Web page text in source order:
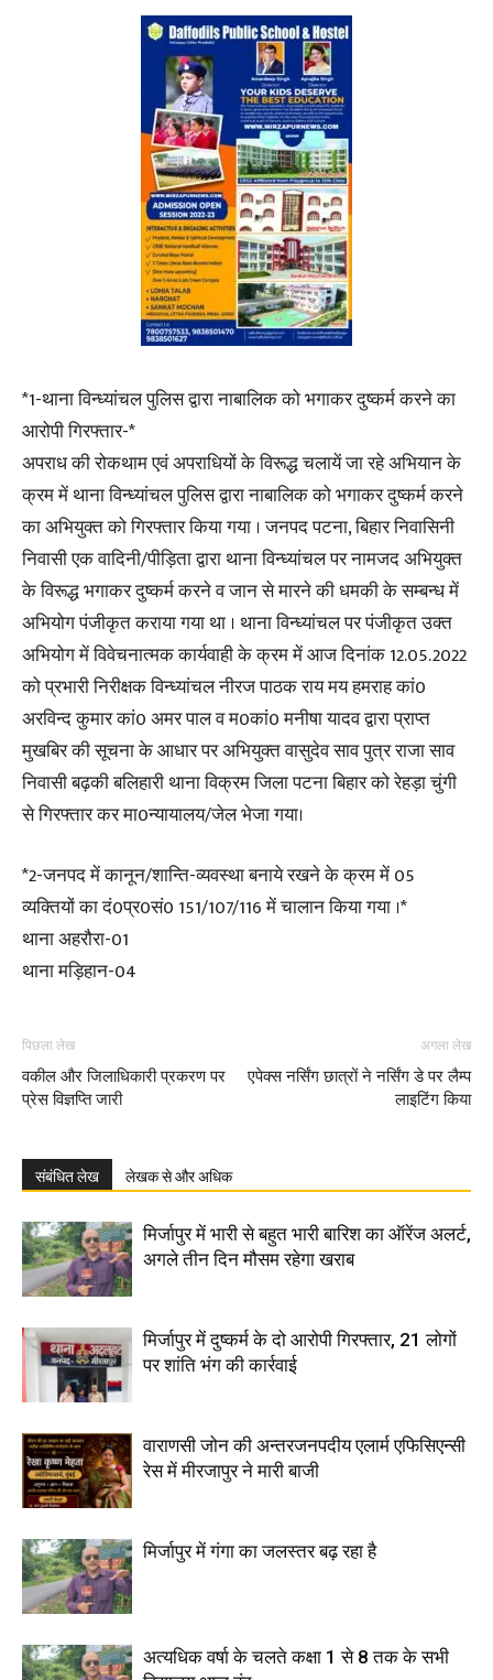
*1-थाना विन्ध्यांचल पुलिस द्वारा नाबालिक को भगाकर दुष्कर्म करने का
आरोपी गिरफ्तार-*
अपराध की रोकथाम एवं अपराधियों के विरूद्ध चलायें जा रहे अभियान के
क्रम में थाना विन्ध्यांचल पुलिस द्वारा नाबालिक को भगाकर दुष्कर्म करने
का अभियुक्त को गिरफ्तार किया गया । जनपद पटना, बिहार निवासिनी
निवासी एक वादिनी/पीड़िता द्वारा थाना विन्ध्यांचल पर नामजद अभियुक्त
के विरूद्ध भगाकर दुष्कर्म करने व जान से मारने की धमकी के सम्बन्ध में
अभियोग पंजीकृत कराया गया था । थाना विन्ध्यांचल पर पंजीकृत उक्त
अभियोग में विवेचनात्मक कार्यवाही के क्रम में आज दिनांक 12.05.2022
को प्रभारी निरीक्षक विन्ध्यांचल नीरज पाठक राय मय हमराह कां0
अरविन्द कुमार कां0 अमर पाल व म0कां0 मनीषा यादव द्वारा प्राप्त
मुखबिर की सूचना के आधार पर अभियुक्त वासुदेव साव पुत्र राजा साव
निवासी बढ़की बलिहारी थाना विक्रम जिला पटना बिहार को रेहड़ा चुंगी
से गिरफ्तार कर मा0न्यायालय/जेल भेजा गया।
*2-जनपद में कानून/शान्ति-व्यवस्था बनाये रखने के क्रम में 05
व्यक्तियों का दं0प्र0सं0 151/107/116 में चालान किया गया ।*
थाना अहरौरा-01
थाना मड़िहान-04
पिछला लेख
वकील और जिलाधिकारी प्रकरण पर
प्रेस विज्ञप्ति जारी
अगला लेख
एपेक्स नर्सिंग छात्रों ने नर्सिंग डे पर लैम्प
लाइटिंग किया
संबंधित लेख लेखक से और अधिक
मिर्जापुर में भारी से बहुत भारी बारिश का ऑरेंज अलर्ट,
अगले तीन दिन मौसम रहेगा खराब
मिर्जापुर में दुष्कर्म के दो आरोपी गिरफ्तार, 21 लोगों
पर शांति भंग की कार्रवाई
वाराणसी जोन की अन्तरजनपदीय एलार्म एफिसिएन्सी
रेस में मीरजापुर ने मारी बाजी
मिर्जापुर में गंगा का जलस्तर बढ़ रहा है
अत्यधिक वर्षा के चलते कक्षा 1 से 8 तक के सभी